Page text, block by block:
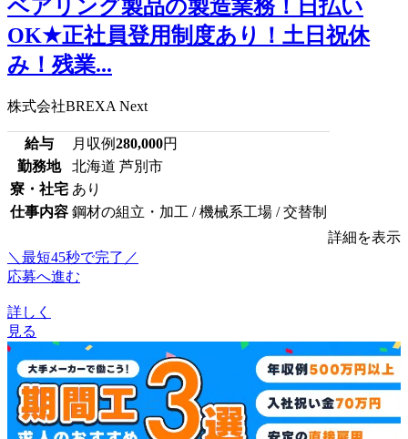
ベアリング製品の製造業務！日払い
OK★正社員登用制度あり！土日祝休
み！残業...
株式会社BREXA Next
給与 月収例280,000円
勤務地
北海道 芦別市
寮・社宅 あり
仕事内容 鋼材の組立・加工 / 機械系工場 / 交替制
詳細を表示
＼最短45秒で完了／
応募へ進む
詳しく
見る